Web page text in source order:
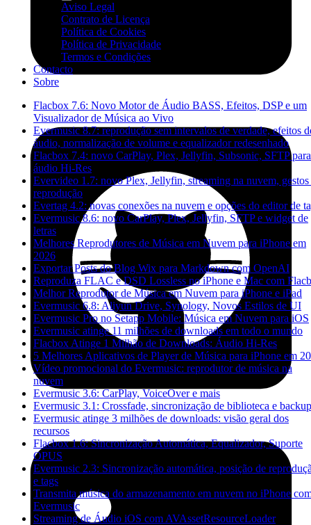
Aviso Legal
Contrato de Licença
Política de Cookies
Política de Privacidade
Termos e Condições
Contacto
Sobre
Flacbox 7.6: Novo Motor de Áudio BASS, Efeitos, DSP e um
Visualizador de Música ao Vivo
Evermusic 8.7: reprodução sem intervalos de verdade, efeitos
áudio, normalização de volume e equalizador redesenhado
Flacbox 7.4: novo CarPlay, Plex, Jellyfin, Subsonic, SFTP para
áudio Hi-Res
Evervideo 1.7: novo Plex, Jellyfin, streaming na nuvem, gestos
reprodução
Evertag 4.2: novas conexões na nuvem e opções do editor de
Evermusic 8.6: novo CarPlay, Plex, Jellyfin, SFTP e widget de
letras
Melhores Reprodutores de Música em Nuvem para iPhone em
2026
Exportar Posts do Blog Wix para Markdown com OpenAI
Reproduza FLAC e DSD Lossless no iPhone e Mac com
Melhor Reprodutor de Música em Nuvem para iPhone e iPad
Evermusic 6.8: Aliyun Drive, Synology, Novos Estilos de UI
Evermusic Pro no Setapp Mobile: Música em Nuvem para iOS
Evermusic atinge 11 milhões de downloads em todo o mundo
Flacbox Atinge 1 Milhão de Downloads: Áudio Hi-Res
5 Melhores Aplicativos de Player de Música para iPhone em
Vídeo promocional do Evermusic: reprodutor de música na
nuvem
Evermusic 3.6: CarPlay, VoiceOver e mais
Evermusic 3.1: Crossfade, sincronização de biblioteca e backup
Evermusic atinge 3 milhões de downloads: visão geral dos
recursos
Flacbox 1.6: Sincronização Automática, Equalizador, Suporte
OPUS
Evermusic 2.3: Sincronização automática, posição de
e tags
Transmita música do armazenamento em nuvem no iPhone
Evermusic
Streaming de Áudio iOS com AVAssetResourceLoader